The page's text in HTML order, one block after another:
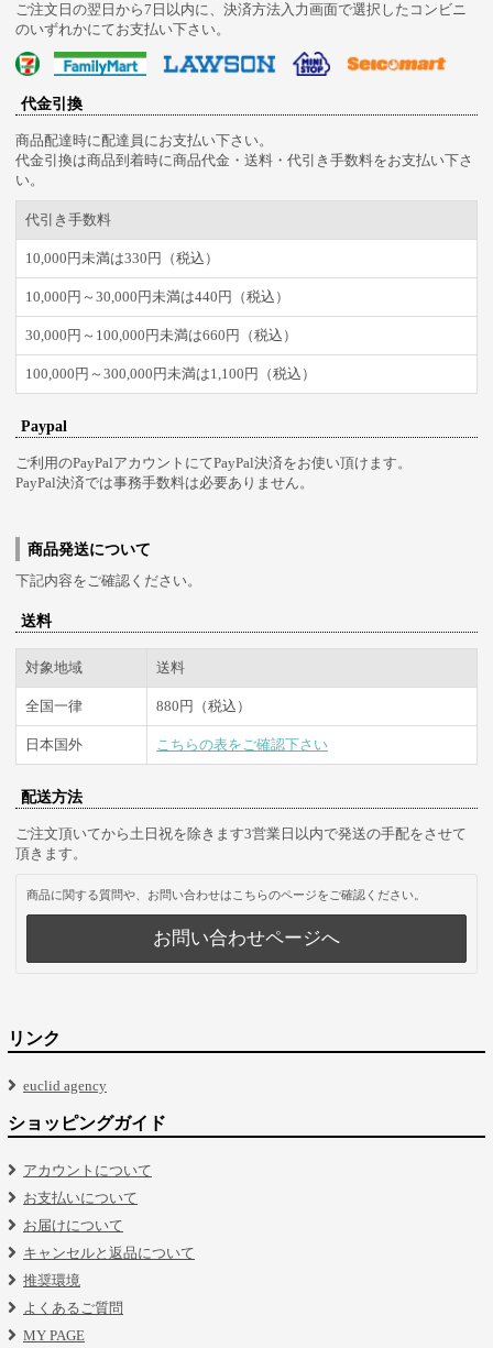
ご注文日の翌日から7日以内に、決済方法入力画面で選択したコンビニ
のいずれかにてお支払い下さい。
代金引換
商品配達時に配達員にお支払い下さい。
代金引換は商品到着時に商品代金・送料・代引き手数料をお支払い下さ
い。
代引き手数料
10,000円未満は330円（税込）
10,000円～30,000円未満は440円（税込）
30,000円～100,000円未満は660円（税込）
100,000円～300,000円未満は1,100円（税込）
Paypal
ご利用のPayPalアカウントにてPayPal決済をお使い頂けます。
PayPal決済では事務手数料は必要ありません。
商品発送について
下記内容をご確認ください。
送料
対象地域 送料
全国一律 880円（税込）
日本国外 こちらの表をご確認下さい
配送方法
ご注文頂いてから土日祝を除きます3営業日以内で発送の手配をさせて
頂きます。
商品に関する質問や、お問い合わせはこちらのページをご確認ください。
お問い合わせページへ
リンク
euclid agency
ショッピングガイド
アカウントについて
お支払いについて
お届けについて
キャンセルと返品について
推奨環境
よくあるご質問
MY PAGE